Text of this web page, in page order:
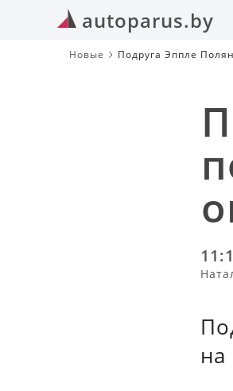
autoparus.by
Новые Подруга Эппле